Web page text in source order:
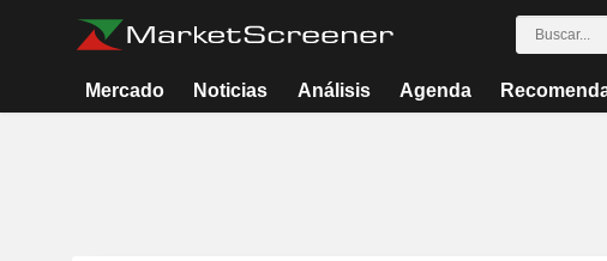
Mercado Noticias Análisis Agenda